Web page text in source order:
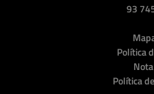
93
Política
Política